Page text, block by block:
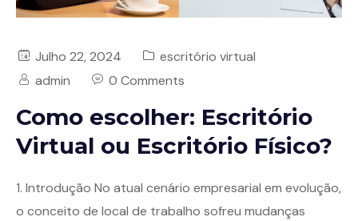
Julho 22, 2024
escritório virtual
admin
0 Comments
Como escolher: Escritório
Virtual ou Escritório Físico?
1. Introdução No atual cenário empresarial em evolução,
o conceito de local de trabalho sofreu mudanças